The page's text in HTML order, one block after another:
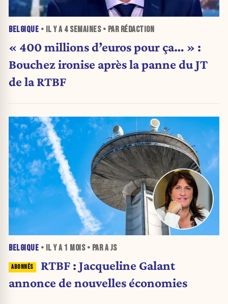
BELGIQUE • IL Y A 4 SEMAINES• PAR RÉDACTION
« 400 millions d’euros pour ça… » :
Bouchez ironise après la panne du JT
de la RTBF
BELGIQUE • IL Y A 1 MOIS• PAR A JS
RTBF : Jacqueline Galant
annonce de nouvelles économies